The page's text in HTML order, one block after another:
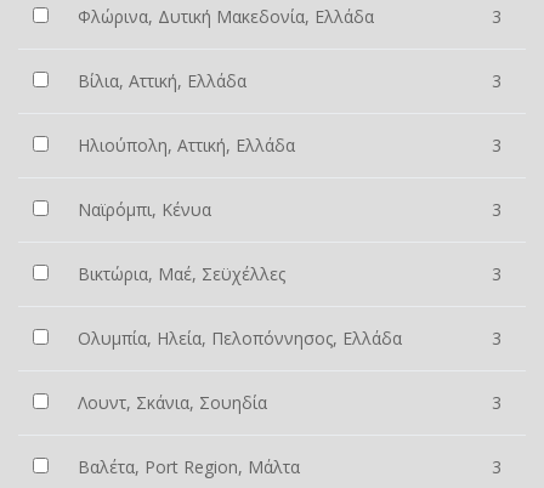
Φλώρινα, Δυτική Μακεδονία, Ελλάδα 3
Βίλια, Αττική, Ελλάδα 3
Ηλιούπολη, Αττική, Ελλάδα 3
Ναϊρόμπι, Κένυα 3
Βικτώρια, Μαέ, Σεϋχέλλες 3
Ολυμπία, Ηλεία, Πελοπόννησος, Ελλάδα 3
Λουντ, Σκάνια, Σουηδία 3
Βαλέτα, Port Region, Μάλτα 3